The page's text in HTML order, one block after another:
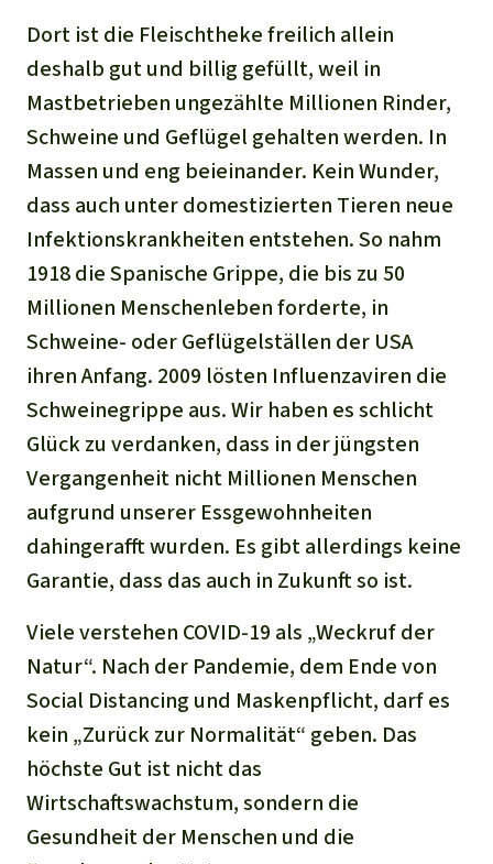
Dort ist die Fleischtheke freilich allein
deshalb gut und billig gefüllt, weil in
Mastbetrieben ungezählte Millionen Rinder,
Schweine und Geflügel gehalten werden. In
Massen und eng beieinander. Kein Wunder,
dass auch unter domestizierten Tieren neue
Infektionskrankheiten entstehen. So nahm
1918 die Spanische Grippe, die bis zu 50
Millionen Menschenleben forderte, in
Schweine- oder Geflügelställen der USA
ihren Anfang. 2009 lösten Influenzaviren die
Schweinegrippe aus. Wir haben es schlicht
Glück zu verdanken, dass in der jüngsten
Vergangenheit nicht Millionen Menschen
aufgrund unserer Essgewohnheiten
dahingerafft wurden. Es gibt allerdings keine
Garantie, dass das auch in Zukunft so ist.
Viele verstehen COVID-19 als „Weckruf der
Natur“. Nach der Pandemie, dem Ende von
Social Distancing und Maskenpflicht, darf es
kein „Zurück zur Normalität“ geben. Das
höchste Gut ist nicht das
Wirtschaftswachstum, sondern die
Gesundheit der Menschen und die